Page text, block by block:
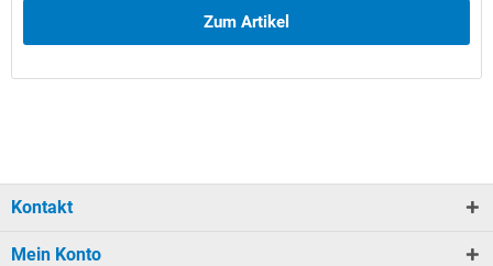
Zum Artikel
Kontakt
Mein Konto